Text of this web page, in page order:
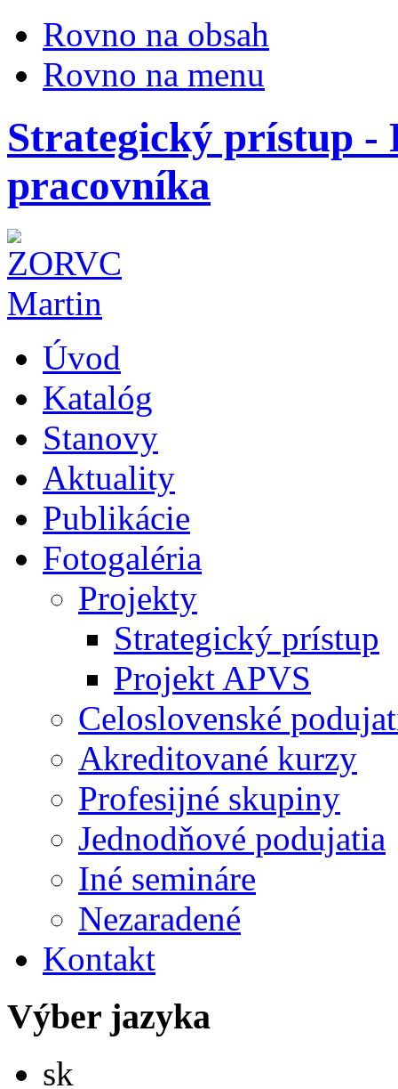
Rovno na obsah
Rovno na menu
Strategický prístup
pracovníka
Úvod
Katalóg
Stanovy
Aktuality
Publikácie
Fotogaléria
Projekty
Strategický prístup
Projekt APVS
Celoslovenské
Akreditované kurzy
Profesijné skupiny
Jednodňové podujatia
Iné semináre
Nezaradené
Kontakt
Výber jazyka
sk